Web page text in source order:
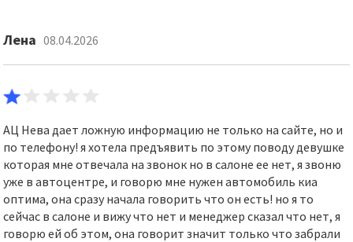
Лена 08.04.2026
АЦ Нева дает ложную информацию не только на сайте, но и
по телефону! я хотела предъявить по этому поводу девушке
которая мне отвечала на звонок но в салоне ее нет, я звоню
уже в автоцентре, и говорю мне нужен автомобиль киа
оптима, она сразу начала говорить что он есть! но я то
сейчас в салоне и вижу что нет и менеджер сказал что нет, я
говорю ей об этом, она говорит значит только что забрали